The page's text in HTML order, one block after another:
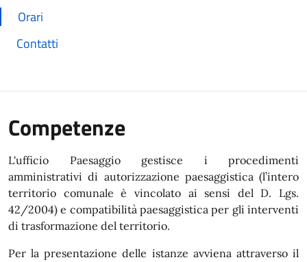
Orari
Contatti
Competenze
L'ufficio Paesaggio gestisce i procedimenti
amministrativi di autorizzazione paesaggistica (l’intero
territorio comunale è vincolato ai sensi del D. Lgs.
42/2004) e compatibilità paesaggistica per gli interventi
di trasformazione del territorio.
Per la presentazione delle istanze avviena attraverso il